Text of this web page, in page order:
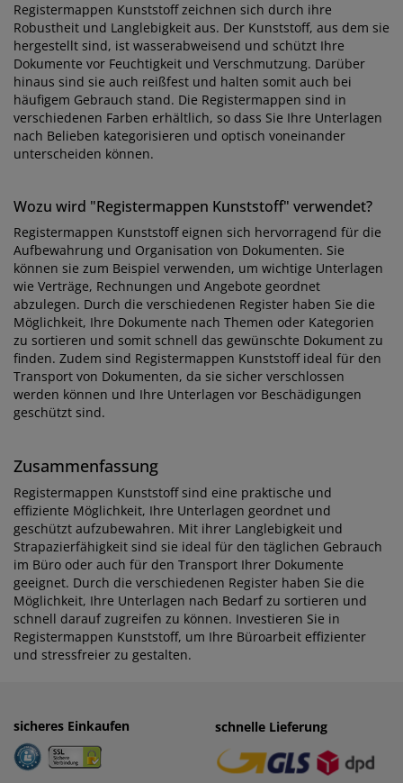
Registermappen Kunststoff zeichnen sich durch ihre
Robustheit und Langlebigkeit aus. Der Kunststoff, aus dem sie
hergestellt sind, ist wasserabweisend und schützt Ihre
Dokumente vor Feuchtigkeit und Verschmutzung. Darüber
hinaus sind sie auch reißfest und halten somit auch bei
häufigem Gebrauch stand. Die Registermappen sind in
verschiedenen Farben erhältlich, so dass Sie Ihre Unterlagen
nach Belieben kategorisieren und optisch voneinander
unterscheiden können.
Wozu wird "Registermappen Kunststoff" verwendet?
Registermappen Kunststoff eignen sich hervorragend für die
Aufbewahrung und Organisation von Dokumenten. Sie
können sie zum Beispiel verwenden, um wichtige Unterlagen
wie Verträge, Rechnungen und Angebote geordnet
abzulegen. Durch die verschiedenen Register haben Sie die
Möglichkeit, Ihre Dokumente nach Themen oder Kategorien
zu sortieren und somit schnell das gewünschte Dokument zu
finden. Zudem sind Registermappen Kunststoff ideal für den
Transport von Dokumenten, da sie sicher verschlossen
werden können und Ihre Unterlagen vor Beschädigungen
geschützt sind.
Zusammenfassung
Registermappen Kunststoff sind eine praktische und
effiziente Möglichkeit, Ihre Unterlagen geordnet und
geschützt aufzubewahren. Mit ihrer Langlebigkeit und
Strapazierfähigkeit sind sie ideal für den täglichen Gebrauch
im Büro oder auch für den Transport Ihrer Dokumente
geeignet. Durch die verschiedenen Register haben Sie die
Möglichkeit, Ihre Unterlagen nach Bedarf zu sortieren und
schnell darauf zugreifen zu können. Investieren Sie in
Registermappen Kunststoff, um Ihre Büroarbeit effizienter
und stressfreier zu gestalten.
sicheres Einkaufen einfaches Zahlen
· Rechnung
· Vorkasse
schnelle Lieferung